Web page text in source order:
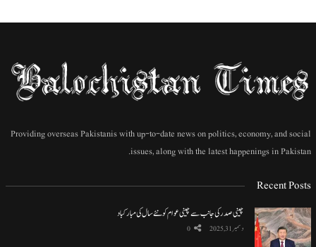
Providing overseas Pakistanis with up-to-date news on politics, economy, and social
issues, along with the latest happenings in Pakistan.
Recent Posts
چینی صدر کی جانب سے چینی عوام کو نئے سال کی مبارکباد
دسمبر 31, 2025 0